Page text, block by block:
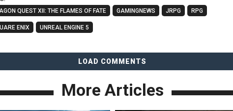
QUEST XII: THE FLAMES OF FATE GAMINGNEWS JRPG RPG
ENIX UNREAL ENGINE 5
LOAD COMMENTS
More Articles